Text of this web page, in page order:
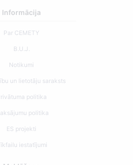
Informācija
Par CEMETY
B.U.J.
Notikumi
un lietotāju saraksts
politika
politika
ES projekti
iestatījumi